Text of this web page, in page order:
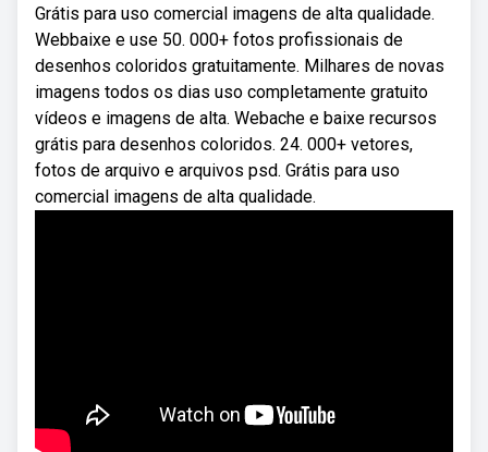
Grátis para uso comercial imagens de alta qualidade.
Webbaixe e use 50. 000+ fotos profissionais de
desenhos coloridos gratuitamente. Milhares de novas
imagens todos os dias uso completamente gratuito
vídeos e imagens de alta. Webache e baixe recursos
grátis para desenhos coloridos. 24. 000+ vetores,
fotos de arquivo e arquivos psd. Grátis para uso
comercial imagens de alta qualidade.